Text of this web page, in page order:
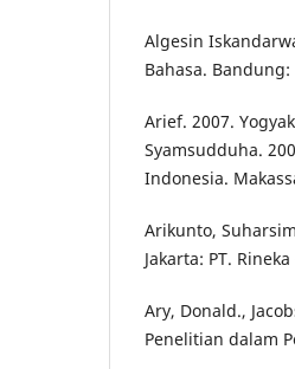
Algesin
Bahasa. Bandung:
Arief. 2007.
Syamsudduha.
Indonesia.
Arikunto,
Jakarta: PT.
Ary, Donald.,
Penelitian dalam